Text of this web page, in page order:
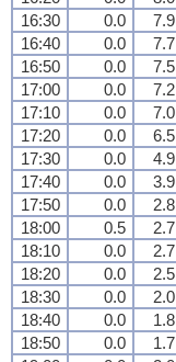
16:30
0.0 7.9
16:40
0.0 7.7
16:50
0.0 7.5
17:00
0.0 7.2
17:10
0.0 7.0
17:20
0.0 6.5
17:30
0.0 4.9
17:40
0.0 3.9
17:50
0.0 2.8
18:00
0.5 2.7
18:10
0.0 2.7
18:20
0.0 2.5
18:30
0.0 2.0
18:40
0.0 1.8
18:50
0.0 1.7